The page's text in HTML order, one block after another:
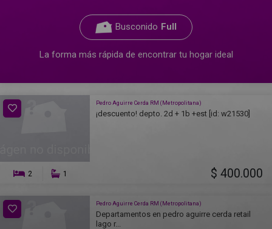
Busconido Full
La forma más rápida de encontrar tu hogar ideal
Pedro Aguirre Cerda RM (Metropolitana)
¡descuento! depto. 2d + 1b +est [id: w21530]
2 1 $ 400.000
Pedro Aguirre Cerda RM (Metropolitana)
Departamentos en pedro aguirre cerda retail
lago r...